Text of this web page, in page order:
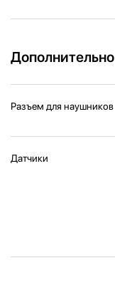
Дополнительно
Разъем для наушников
Датчики